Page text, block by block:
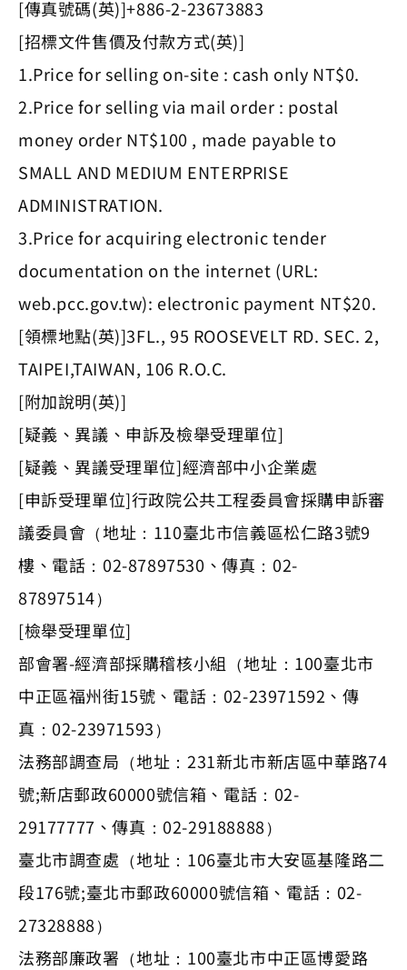
[傳真號碼(英)]+886-2-23673883
[招標文件售價及付款方式(英)]
1.Price for selling on-site : cash only NT$0.
2.Price for selling via mail order : postal
money order NT$100 , made payable to
SMALL AND MEDIUM ENTERPRISE
ADMINISTRATION.
3.Price for acquiring electronic tender
documentation on the internet (URL:
web.pcc.gov.tw): electronic payment NT$20.
[領標地點(英)]3FL., 95 ROOSEVELT RD. SEC. 2,
TAIPEI,TAIWAN, 106 R.O.C.
[附加說明(英)]
[疑義、異議、申訴及檢舉受理單位]
[疑義、異議受理單位]經濟部中小企業處
[申訴受理單位]行政院公共工程委員會採購申訴審
議委員會（地址：110臺北市信義區松仁路3號9
樓、電話：02-87897530、傳真：02-
87897514）
[檢舉受理單位]
部會署-經濟部採購稽核小組（地址：100臺北市
中正區福州街15號、電話：02-23971592、傳
真：02-23971593）
法務部調查局（地址：231新北市新店區中華路74
號;新店郵政60000號信箱、電話：02-
29177777、傳真：02-29188888）
臺北市調查處（地址：106臺北市大安區基隆路二
段176號;臺北市郵政60000號信箱、電話：02-
27328888）
法務部廉政署（地址：100臺北市中正區博愛路